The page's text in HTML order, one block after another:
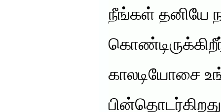
நீங்கள் தனியே
காலடியோசை